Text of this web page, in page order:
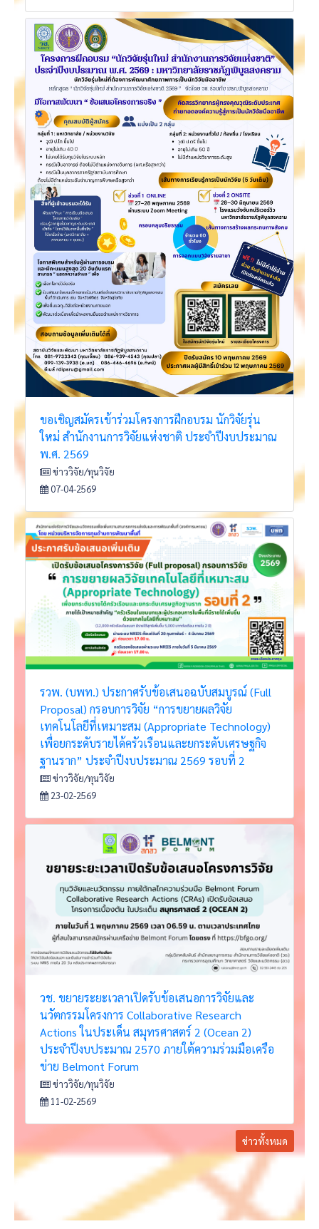
ขอเชิญสมัครเข้าร่วมโครงการฝึกอบรม นักวิจัยรุ่น
ใหม่ สำนักงานการวิจัยแห่งชาติ ประจำปีงบประมาณ
พ.ศ. 2569
ข่าววิจัย/ทุนวิจัย
รวพ. (บพท.) ประกาศรับข้อเสนอฉบับสมบูรณ์ (Full
Proposal) กรอบการวิจัย “การขยายผลวิจัย
เทคโนโลยีที่เหมาะสม (Appropriate Technology)
เพื่อยกระดับรายได้ครัวเรือนและยกระดับเศรษฐกิจ
ฐานราก” ประจำปีงบประมาณ 2569 รอบที่ 2
ข่าววิจัย/ทุนวิจัย
วช. ขยายระยะเวลาเปิดรับข้อเสนอการวิจัยและ
นวัตกรรมโครงการ Collaborative Research
Actions ในประเด็น สมุทรศาสตร์ 2 (Ocean 2)
ประจำปีงบประมาณ 2570 ภายใต้ความร่วมมือเครือ
ข่าย Belmont Forum
ข่าววิจัย/ทุนวิจัย
ข่าวทั้งหมด